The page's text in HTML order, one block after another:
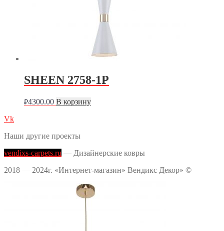
SHEEN 2758-1P
₽4300.00 В корзину
Vk
Наши другие проекты
vendixs-carpets.ru — Дизайнерские ковры
2018 — 2024г. «Интернет-магазин» Вендикс Декор» ©